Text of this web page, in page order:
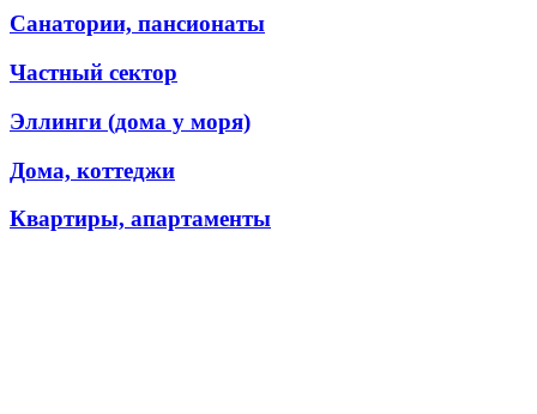
Санатории, пансионаты
Частный сектор
Эллинги (дома у моря)
Дома, коттеджи
Квартиры, апартаменты